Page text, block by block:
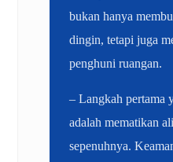
bukan hanya
dingin, tetapi juga
penghuni ruangan.
– Langkah pertama
adalah mematikan
sepenuhnya.